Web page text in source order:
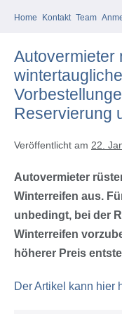
Home Kontakt Team
Autovermieter
Reservierung
Veröffentlicht am 22.
Autovermieter
Winterreifen aus.
unbedingt, bei der
Winterreifen
höherer Preis
Der Artikel kann hier